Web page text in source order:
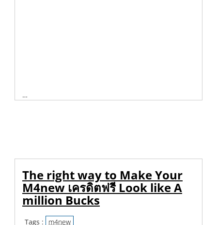
The right way to Make Your
M4new เครดิตฟรี Look like A
million Bucks